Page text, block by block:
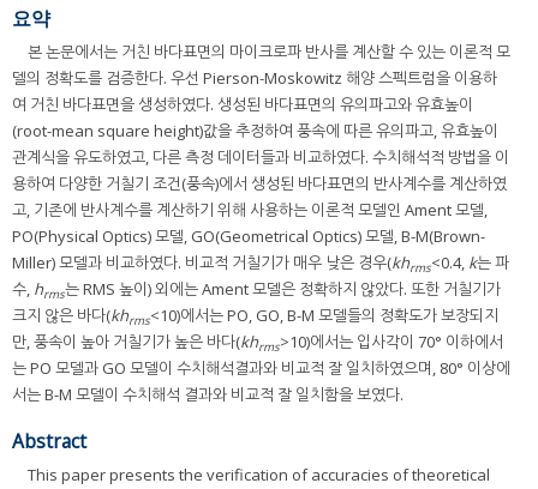
요약
본 논문에서는 거친 바다표면의 마이크로파 반사를 계산할 수 있는 이론적 모
델의 정확도를 검증한다. 우선 Pierson-Moskowitz 해양 스펙트럼을 이용하
여 거친 바다표면을 생성하였다. 생성된 바다표면의 유의파고와 유효높이
(root-mean square height)값을 추정하여 풍속에 따른 유의파고, 유효높이
관계식을 유도하였고, 다른 측정 데이터들과 비교하였다. 수치해석적 방법을 이
용하여 다양한 거칠기 조건(풍속)에서 생성된 바다표면의 반사계수를 계산하였
고, 기존에 반사계수를 계산하기 위해 사용하는 이론적 모델인 Ament 모델,
PO(Physical Optics) 모델, GO(Geometrical Optics) 모델, B-M(Brown-
Miller) 모델과 비교하였다. 비교적 거칠기가 매우 낮은 경우(khrms<0.4, k는 파
수, hrms는 RMS 높이) 외에는 Ament 모델은 정확하지 않았다. 또한 거칠기가
크지 않은 바다(khrms<10)에서는 PO, GO, B-M 모델들의 정확도가 보장되지
만, 풍속이 높아 거칠기가 높은 바다(khrms>10)에서는 입사각이 70° 이하에서
는 PO 모델과 GO 모델이 수치해석결과와 비교적 잘 일치하였으며, 80° 이상에
서는 B-M 모델이 수치해석 결과와 비교적 잘 일치함을 보였다.
Abstract
This paper presents the verification of accuracies of theoretical